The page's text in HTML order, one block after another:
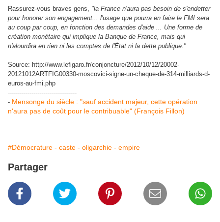
Rassurez-vous braves gens, "la France n'aura pas besoin de s'endetter
pour honorer son engagement... l'usage que pourra en faire le FMI sera
au coup par coup, en fonction des demandes d'aide ... Une forme de
création monétaire qui implique la Banque de France, mais qui
n'alourdira en rien ni les comptes de l'État ni la dette publique."
Source: http://www.lefigaro.fr/conjoncture/2012/10/12/20002-
20121012ARTFIG00330-moscovici-signe-un-cheque-de-314-milliards-d-
euros-au-fmi.php
-----------------------------------
- Mensonge du siècle : "sauf accident majeur, cette opération
n'aura pas de coût pour le contribuable" (François Fillon)
#Démocrature - caste - oligarchie - empire
Partager